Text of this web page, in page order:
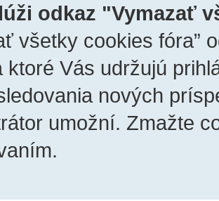
odkaz "Vymazať
všetky cookies fóra”
ktoré Vás udržujú
nových
umožní. Zmažte